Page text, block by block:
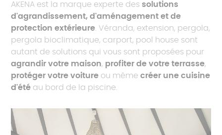
AKENA est la marque experte dessolutions
d'agrandissement, d'aménagement et de
protection extérieure. Véranda, extension, pergola,
pergola bioclimatique, carport, pool house sont
autant de solutions qui vous sont proposées pour
agrandir votre maison, profiter de votre terrasse,
protéger votre voiture ou mêmecréer une cuisine
d'été au bord de la piscine.